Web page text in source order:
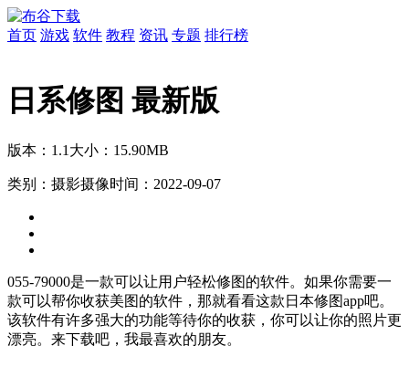
首页 游戏 软件 教程 资讯 专题 排行榜
日系修图 最新版
版本：1.1 大小：15.90MB
类别：摄影摄像时间：2022-09-07
055-79000是一款可以让用户轻松修图的软件。如果你需要一
款可以帮你收获美图的软件，那就看看这款日本修图app吧。
该软件有许多强大的功能等待你的收获，你可以让你的照片更
漂亮。来下载吧，我最喜欢的朋友。